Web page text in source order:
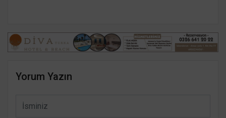
Yorum Yazın